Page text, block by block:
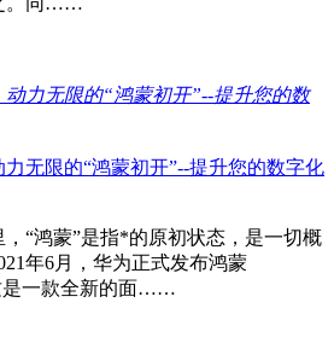
无限的“鸿蒙初开”--提升您的数字化
“鸿蒙”是指*的原初状态，是一切概
年6月，华为正式发布鸿蒙
是一款全新的面……